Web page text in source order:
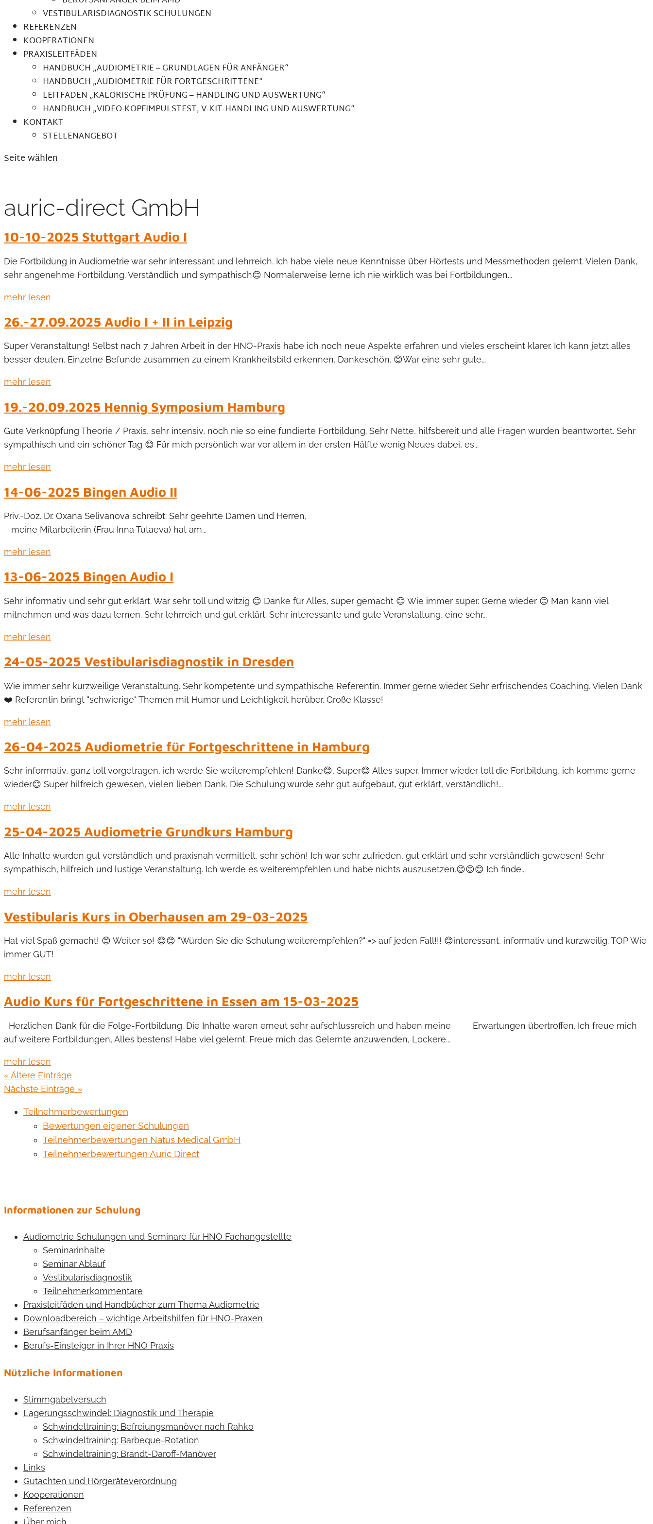
VESTIBULARISDIAGNOSTIK SCHULUNGEN
REFERENZEN
KOOPERATIONEN
PRAXISLEITFÄDEN
HANDBUCH „AUDIOMETRIE – GRUNDLAGEN FÜR ANFÄNGER“
HANDBUCH „AUDIOMETRIE FÜR FORTGESCHRITTENE“
LEITFADEN „KALORISCHE PRÜFUNG – HANDLING UND AUSWERTUNG“
HANDBUCH „VIDEO-KOPFIMPULSTEST, V-KIT-HANDLING UND AUSWERTUNG“
KONTAKT
STELLENANGEBOT
Seite wählen
auric-direct GmbH
10-10-2025 Stuttgart Audio I
Die Fortbildung in Audiometrie war sehr interessant und lehrreich. Ich habe viele neue Kenntnisse über Hörtests und Messmethoden gelernt. Vielen Dank,
sehr angenehme Fortbildung. Verständlich und sympathisch😊 Normalerweise lerne ich nie wirklich was bei Fortbildungen...
mehr lesen
26.-27.09.2025 Audio I + II in Leipzig
Super Veranstaltung! Selbst nach 7 Jahren Arbeit in der HNO-Praxis habe ich noch neue Aspekte erfahren und vieles erscheint klarer. Ich kann jetzt alles
besser deuten. Einzelne Befunde zusammen zu einem Krankheitsbild erkennen. Dankeschön. 😊War eine sehr gute...
mehr lesen
19.-20.09.2025 Hennig Symposium Hamburg
Gute Verknüpfung Theorie / Praxis, sehr intensiv, noch nie so eine fundierte Fortbildung. Sehr Nette, hilfsbereit und alle Fragen wurden beantwortet. Sehr
sympathisch und ein schöner Tag 😊 Für mich persönlich war vor allem in der ersten Hälfte wenig Neues dabei, es...
mehr lesen
14-06-2025 Bingen Audio II
Priv.-Doz. Dr. Oxana Selivanova schreibt: Sehr geehrte Damen und Herren,
meine Mitarbeiterin (Frau Inna Tutaeva) hat am...
mehr lesen
13-06-2025 Bingen Audio I
Sehr informativ und sehr gut erklärt. War sehr toll und witzig 😊 Danke für Alles, super gemacht 😊 Wie immer super. Gerne wieder 😊 Man kann viel
mitnehmen und was dazu lernen. Sehr lehrreich und gut erklärt. Sehr interessante und gute Veranstaltung, eine sehr...
mehr lesen
24-05-2025 Vestibularisdiagnostik in Dresden
Wie immer sehr kurzweilige Veranstaltung. Sehr kompetente und sympathische Referentin. Immer gerne wieder. Sehr erfrischendes Coaching. Vielen Dank
❤️ Referentin bringt "schwierige" Themen mit Humor und Leichtigkeit herüber. Große Klasse!
mehr lesen
26-04-2025 Audiometrie für Fortgeschrittene in Hamburg
Sehr informativ, ganz toll vorgetragen, ich werde Sie weiterempfehlen! Danke😊, Super😊 Alles super. Immer wieder toll die Fortbildung, ich komme gerne
wieder😊 Super hilfreich gewesen, vielen lieben Dank. Die Schulung wurde sehr gut aufgebaut, gut erklärt, verständlich!...
mehr lesen
25-04-2025 Audiometrie Grundkurs Hamburg
Alle Inhalte wurden gut verständlich und praxisnah vermittelt, sehr schön! Ich war sehr zufrieden, gut erklärt und sehr verständlich gewesen! Sehr
sympathisch, hilfreich und lustige Veranstaltung. Ich werde es weiterempfehlen und habe nichts auszusetzen.😊😊😊 Ich finde...
mehr lesen
Vestibularis Kurs in Oberhausen am 29-03-2025
Hat viel Spaß gemacht! 😊 Weiter so! 😊😊 "Würden Sie die Schulung weiterempfehlen?" => auf jeden Fall!!! 😊interessant, informativ und kurzweilig. TOP Wie
immer GUT!
mehr lesen
Audio Kurs für Fortgeschrittene in Essen am 15-03-2025
Herzlichen Dank für die Folge-Fortbildung. Die Inhalte waren erneut sehr aufschlussreich und haben meine Erwartungen übertroffen. Ich freue mich
auf weitere Fortbildungen, Alles bestens! Habe viel gelernt. Freue mich das Gelernte anzuwenden, Lockere...
mehr lesen
« Ältere Einträge
Nächste Einträge »
Teilnehmerbewertungen
Bewertungen eigener Schulungen
Teilnehmerbewertungen Natus Medical GmbH
Teilnehmerbewertungen Auric Direct
Informationen zur Schulung
Audiometrie Schulungen und Seminare für HNO Fachangestellte
Seminarinhalte
Seminar Ablauf
Vestibularisdiagnostik
Teilnehmerkommentare
Praxisleitfäden und Handbücher zum Thema Audiometrie
Downloadbereich – wichtige Arbeitshilfen für HNO-Praxen
Berufsanfänger beim AMD
Berufs-Einsteiger in Ihrer HNO Praxis
Nützliche Informationen
Stimmgabelversuch
Lagerungsschwindel: Diagnostik und Therapie
Schwindeltraining: Befreiungsmanöver nach Rahko
Schwindeltraining: Barbeque-Rotation
Schwindeltraining: Brandt-Daroff-Manöver
Links
Gutachten und Hörgeräteverordnung
Kooperationen
Referenzen